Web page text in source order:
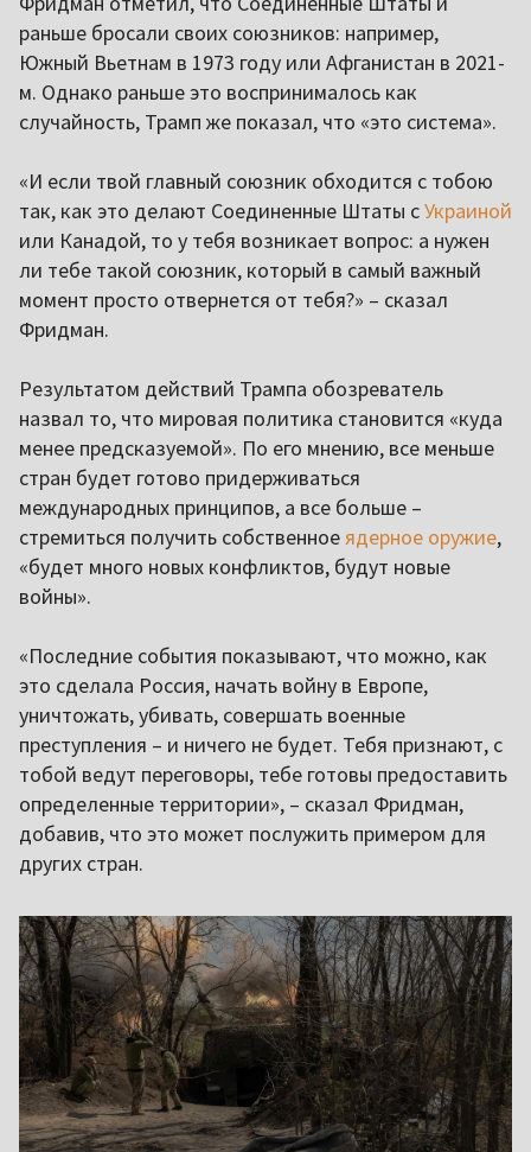
раньше бросали своих союзников: например,
Южный Вьетнам в 1973 году или Афганистан в 2021-
м. Однако раньше это воспринималось как
случайность, Трамп же показал, что «это система».
«И если твой главный союзник обходится с тобою
так, как это делают Соединенные Штаты сУкраиной
или Канадой, то у тебя возникает вопрос: а нужен
ли тебе такой союзник, который в самый важный
момент просто отвернется от тебя?» – сказал
Фридман.
Результатом действий Трампа обозреватель
назвал то, что мировая политика становится «куда
менее предсказуемой». По его мнению, все меньше
стран будет готово придерживаться
международных принципов, а все больше –
стремиться получить собственное ядерное оружие,
«будет много новых конфликтов, будут новые
войны».
«Последние события показывают, что можно, как
это сделала Россия, начать войну в Европе,
уничтожать, убивать, совершать военные
преступления – и ничего не будет. Тебя признают, с
тобой ведут переговоры, тебе готовы предоставить
определенные территории», – сказал Фридман,
добавив, что это может послужить примером для
других стран.